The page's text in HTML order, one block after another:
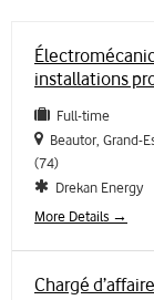
installations
Full-time
Beautor Grand-
(74)
Drekan Energy
More Details
Chargé